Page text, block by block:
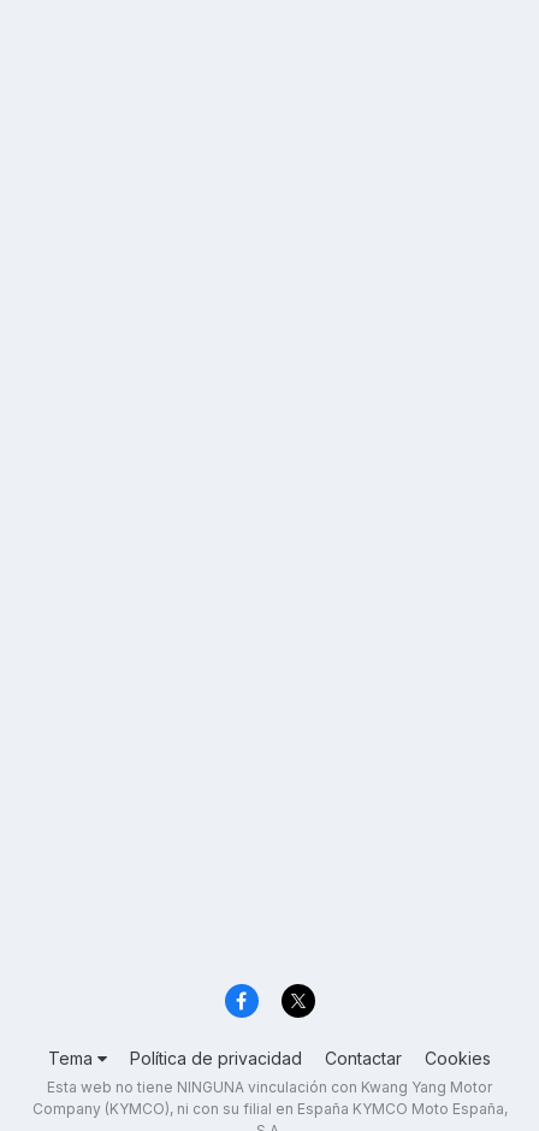
Tema Política de privacidad Contactar Cookies
Esta web no tiene NINGUNA vinculación con Kwang Yang Motor
Company (KYMCO), ni con su filial en España KYMCO Moto España,